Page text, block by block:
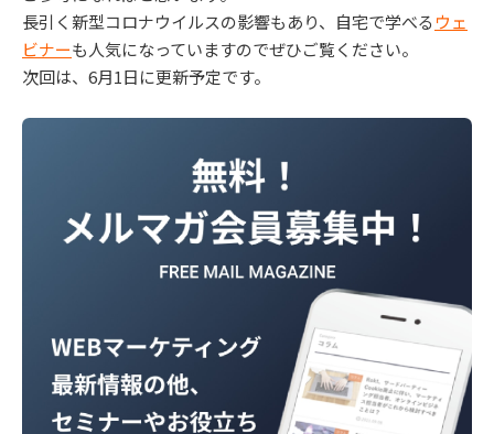
長引く新型コロナウイルスの影響もあり、自宅で学べる ウェ
ビナーも人気になっていますのでぜひご覧ください。
次回は、6月1日に更新予定です。